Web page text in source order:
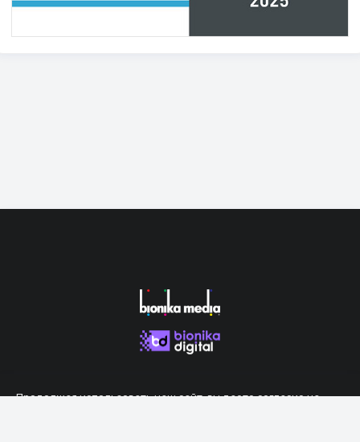
Продолжая использовать наш сайт, вы даете согласие на